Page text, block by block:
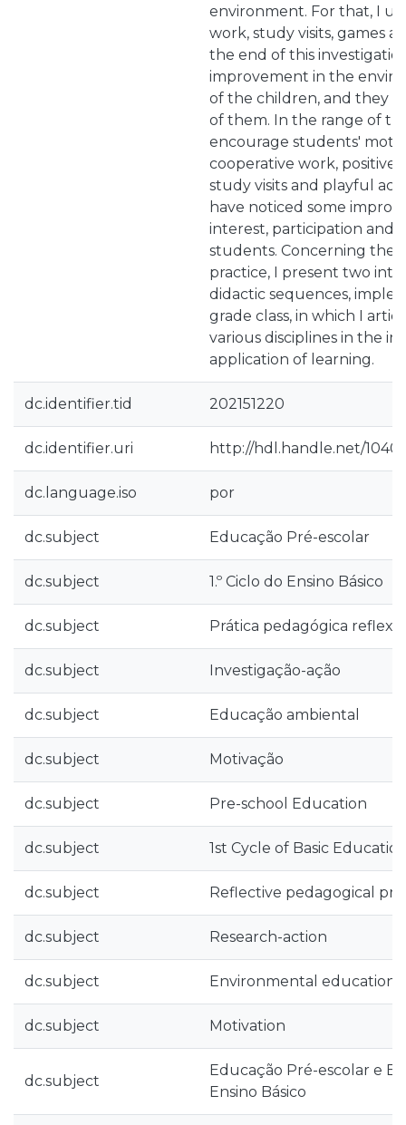
environment. For that, I
work, study visits, games
the end of this
improvement in the
of the children, and they
of them. In the range of
encourage students'
cooperative work, positive
study visits and playful
have noticed some
interest, participation and
students. Concerning the
practice, I present two
didactic sequences,
grade class, in which I
various disciplines in the
application of learning.
dc.identifier.tid 202151220
dc.identifier.uri http://hdl.handle.net/
dc.language.iso por
dc.subject Educação Pré-escolar
dc.subject 1.º Ciclo do Ensino Básico
dc.subject Prática pedagógica
dc.subject Investigação-ação
dc.subject Educação ambiental
dc.subject Motivação
dc.subject Pre-school Education
dc.subject 1st Cycle of Basic
dc.subject Reflective pedagogical
dc.subject Research-action
dc.subject Environmental education
dc.subject Motivation
dc.subject
Educação Pré-escolar e
Ensino Básico